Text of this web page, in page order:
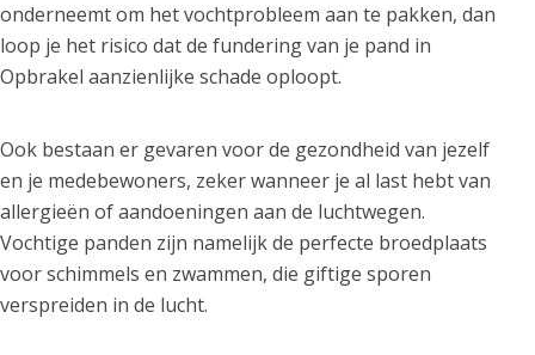
onderneemt om het vochtprobleem aan te pakken, dan
loop je het risico dat de fundering van je pand in
Opbrakel aanzienlijke schade oploopt.
Ook bestaan er gevaren voor de gezondheid van jezelf
en je medebewoners, zeker wanneer je al last hebt van
allergieën of aandoeningen aan de luchtwegen.
Vochtige panden zijn namelijk de perfecte broedplaats
voor schimmels en zwammen, die giftige sporen
verspreiden in de lucht.